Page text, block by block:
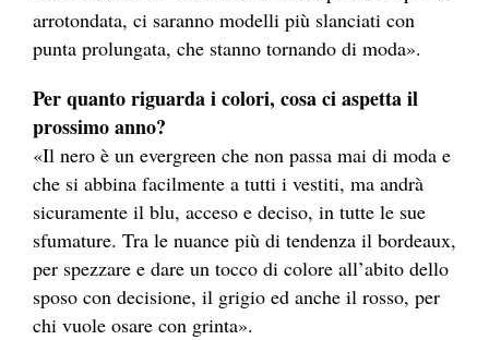
arrotondata, ci saranno modelli più slanciati con
punta prolungata, che stanno tornando di moda».
Per quanto riguarda i colori, cosa ci aspetta il
prossimo anno?
«Il nero è un evergreen che non passa mai di moda e
che si abbina facilmente a tutti i vestiti, ma andrà
sicuramente il blu, acceso e deciso, in tutte le sue
sfumature. Tra le nuance più di tendenza il bordeaux,
per spezzare e dare un tocco di colore all’abito dello
sposo con decisione, il grigio ed anche il rosso, per
chi vuole osare con grinta».